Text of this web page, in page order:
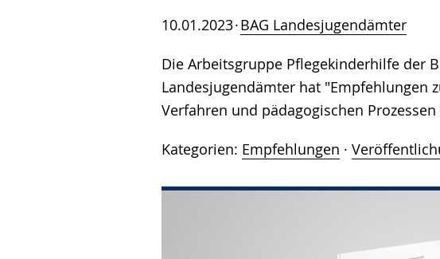
10.01.2023 BAG Landesjugendämter
Die Arbeitsgruppe Pflegekinderhilfe der
Landesjugendämter hat "Empfehlungen
Verfahren und pädagogischen
Kategorien: Empfehlungen ·